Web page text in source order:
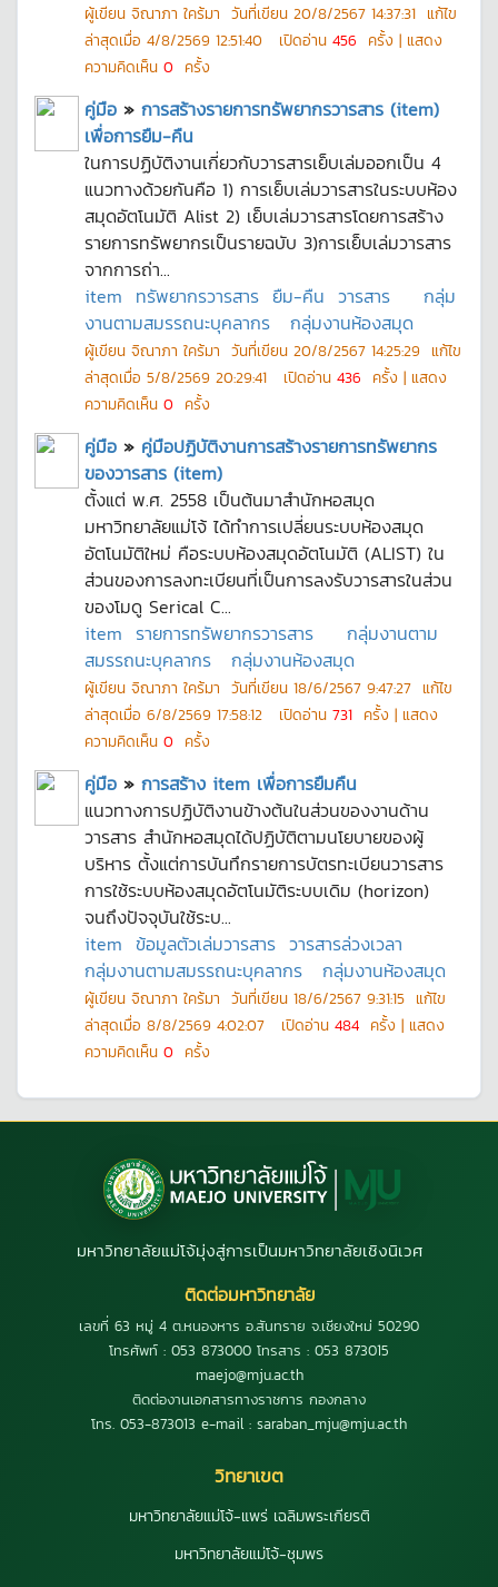
ผู้เขียน จิณาภา ใคร้มา วันที่เขียน 20/8/2567 14:37:31 แก้ไข
ล่าสุดเมื่อ 4/8/2569 12:51:40 เปิดอ่าน 456 ครั้ง | แสดง
ความคิดเห็น 0 ครั้ง
คู่มือ » การสร้างรายการทรัพยากรวารสาร (item)
เพื่อการยืม-คืน
ในการปฏิบัติงานเกี่ยวกับวารสารเย็บเล่มออกเป็น 4
แนวทางด้วยกันคือ 1) การเย็บเล่มวารสารในระบบห้อง
สมุดอัตโนมัติ Alist 2) เย็บเล่มวารสารโดยการสร้าง
รายการทรัพยากรเป็นรายฉบับ 3)การเย็บเล่มวารสาร
จากการถ่า...
item ทรัพยากรวารสาร ยืม-คืน วารสาร
กลุ่ม
งานตามสมรรถนะบุคลากร
กลุ่มงานห้องสมุด
ผู้เขียน จิณาภา ใคร้มา วันที่เขียน 20/8/2567 14:25:29 แก้ไข
ล่าสุดเมื่อ 5/8/2569 20:29:41 เปิดอ่าน 436 ครั้ง | แสดง
ความคิดเห็น 0 ครั้ง
คู่มือ » คู่มือปฏิบัติงานการสร้างรายการทรัพยากร
ของวารสาร (item)
ตั้งแต่ พ.ศ. 2558 เป็นต้นมาสำนักหอสมุด
มหาวิทยาลัยแม่โจ้ ได้ทำการเปลี่ยนระบบห้องสมุด
อัตโนมัติใหม่ คือระบบห้องสมุดอัตโนมัติ (ALIST) ใน
ส่วนของการลงทะเบียนที่เป็นการลงรับวารสารในส่วน
ของโมดู Serical C...
item รายการทรัพยากรวารสาร
กลุ่มงานตาม
สมรรถนะบุคลากร
กลุ่มงานห้องสมุด
ผู้เขียน จิณาภา ใคร้มา วันที่เขียน 18/6/2567 9:47:27 แก้ไข
ล่าสุดเมื่อ 6/8/2569 17:58:12 เปิดอ่าน 731 ครั้ง | แสดง
ความคิดเห็น 0 ครั้ง
คู่มือ » การสร้าง item เพื่อการยืมคืน
แนวทางการปฏิบัติงานข้างต้นในส่วนของงานด้าน
วารสาร สำนักหอสมุดได้ปฏิบัติตามนโยบายของผู้
บริหาร ตั้งแต่การบันทึกรายการบัตรทะเบียนวารสาร
การใช้ระบบห้องสมุดอัตโนมัติระบบเดิม (horizon)
จนถึงปัจจุบันใช้ระบ...
item ข้อมูลตัวเล่มวารสาร วารสารล่วงเวลา
กลุ่มงานตามสมรรถนะบุคลากร
กลุ่มงานห้องสมุด
ผู้เขียน จิณาภา ใคร้มา วันที่เขียน 18/6/2567 9:31:15 แก้ไข
ล่าสุดเมื่อ 8/8/2569 4:02:07 เปิดอ่าน 484 ครั้ง | แสดง
ความคิดเห็น 0 ครั้ง
มหาวิทยาลัยแม่โจ้มุ่งสู่การเป็นมหาวิทยาลัยเชิงนิเวศ
ติดต่อมหาวิทยาลัย
เลขที่ 63 หมู่ 4 ต.หนองหาร อ.สันทราย จ.เชียงใหม่ 50290
โทรศัพท์ : 053 873000 โทรสาร : 053 873015
maejo@mju.ac.th
ติดต่องานเอกสารทางราชการ กองกลาง
โทร. 053-873013 e-mail : saraban_mju@mju.ac.th
วิทยาเขต
มหาวิทยาลัยแม่โจ้-แพร่ เฉลิมพระเกียรติ
มหาวิทยาลัยแม่โจ้-ชุมพร